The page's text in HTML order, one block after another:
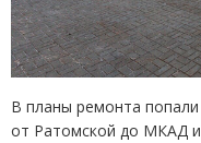
В планы ремонта
от Ратомской до МКАД